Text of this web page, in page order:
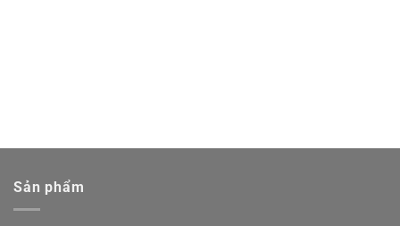
Sản phẩm